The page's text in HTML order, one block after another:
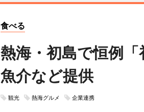
食べる
熱海・初島で恒例
魚介など提供
観光 熱海グルメ 企業連携